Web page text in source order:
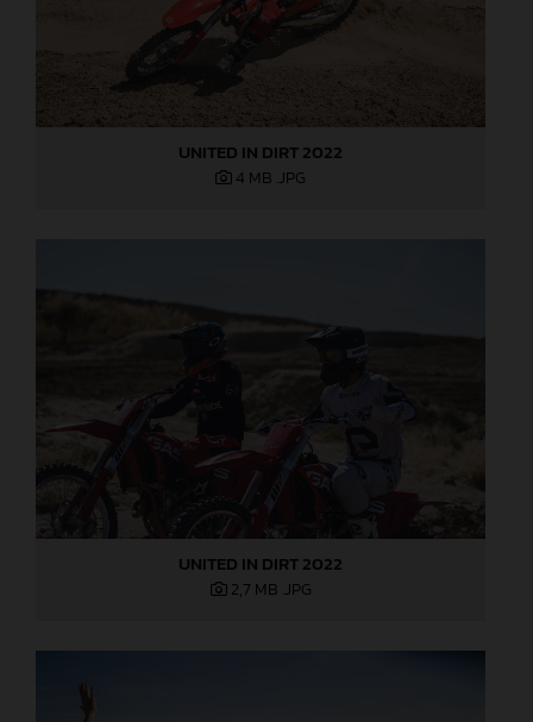
UNITED IN DIRT 2022
4 MB .JPG
UNITED IN DIRT 2022
2,7 MB .JPG